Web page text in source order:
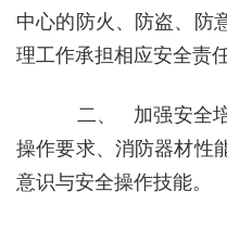
中心的防火、防盗、防
理工作承担相应安全责任
二、
加强安全
操作要求、消防器材性
意识与安全操作技能。